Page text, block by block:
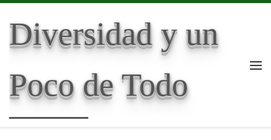
Diversidad y un
Poco de Todo